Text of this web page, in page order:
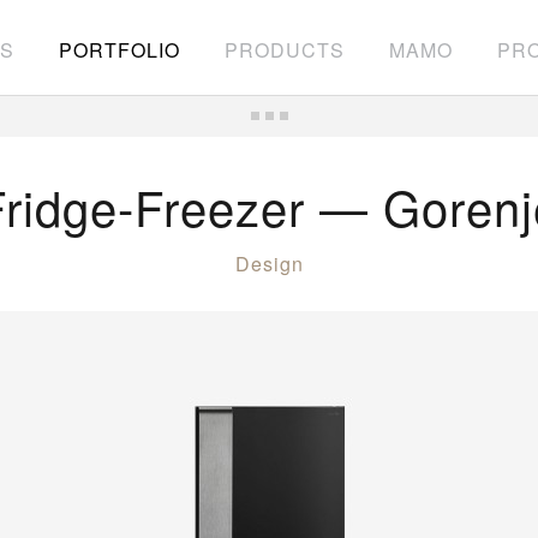
PORTFOLIO PRODUCTS MAMO
Freezer —
Design